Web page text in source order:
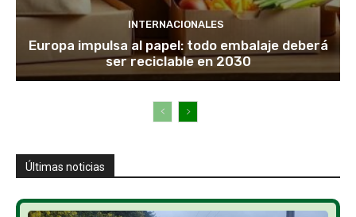
INTERNACIONALES
Europa impulsa al papel: todo embalaje deberá
ser reciclable en 2030
Últimas noticias